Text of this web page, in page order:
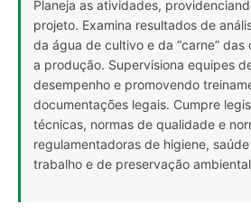
Planeja as atividades,
projeto. Examina resultados de
da água de cultivo e da “carne” das
a produção. Supervisiona equipes
desempenho e promovendo
documentações legais. Cumpre
técnicas, normas de qualidade e
regulamentadoras de higiene,
trabalho e de preservação